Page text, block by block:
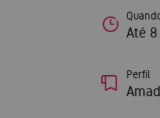
Até 8
Perfil